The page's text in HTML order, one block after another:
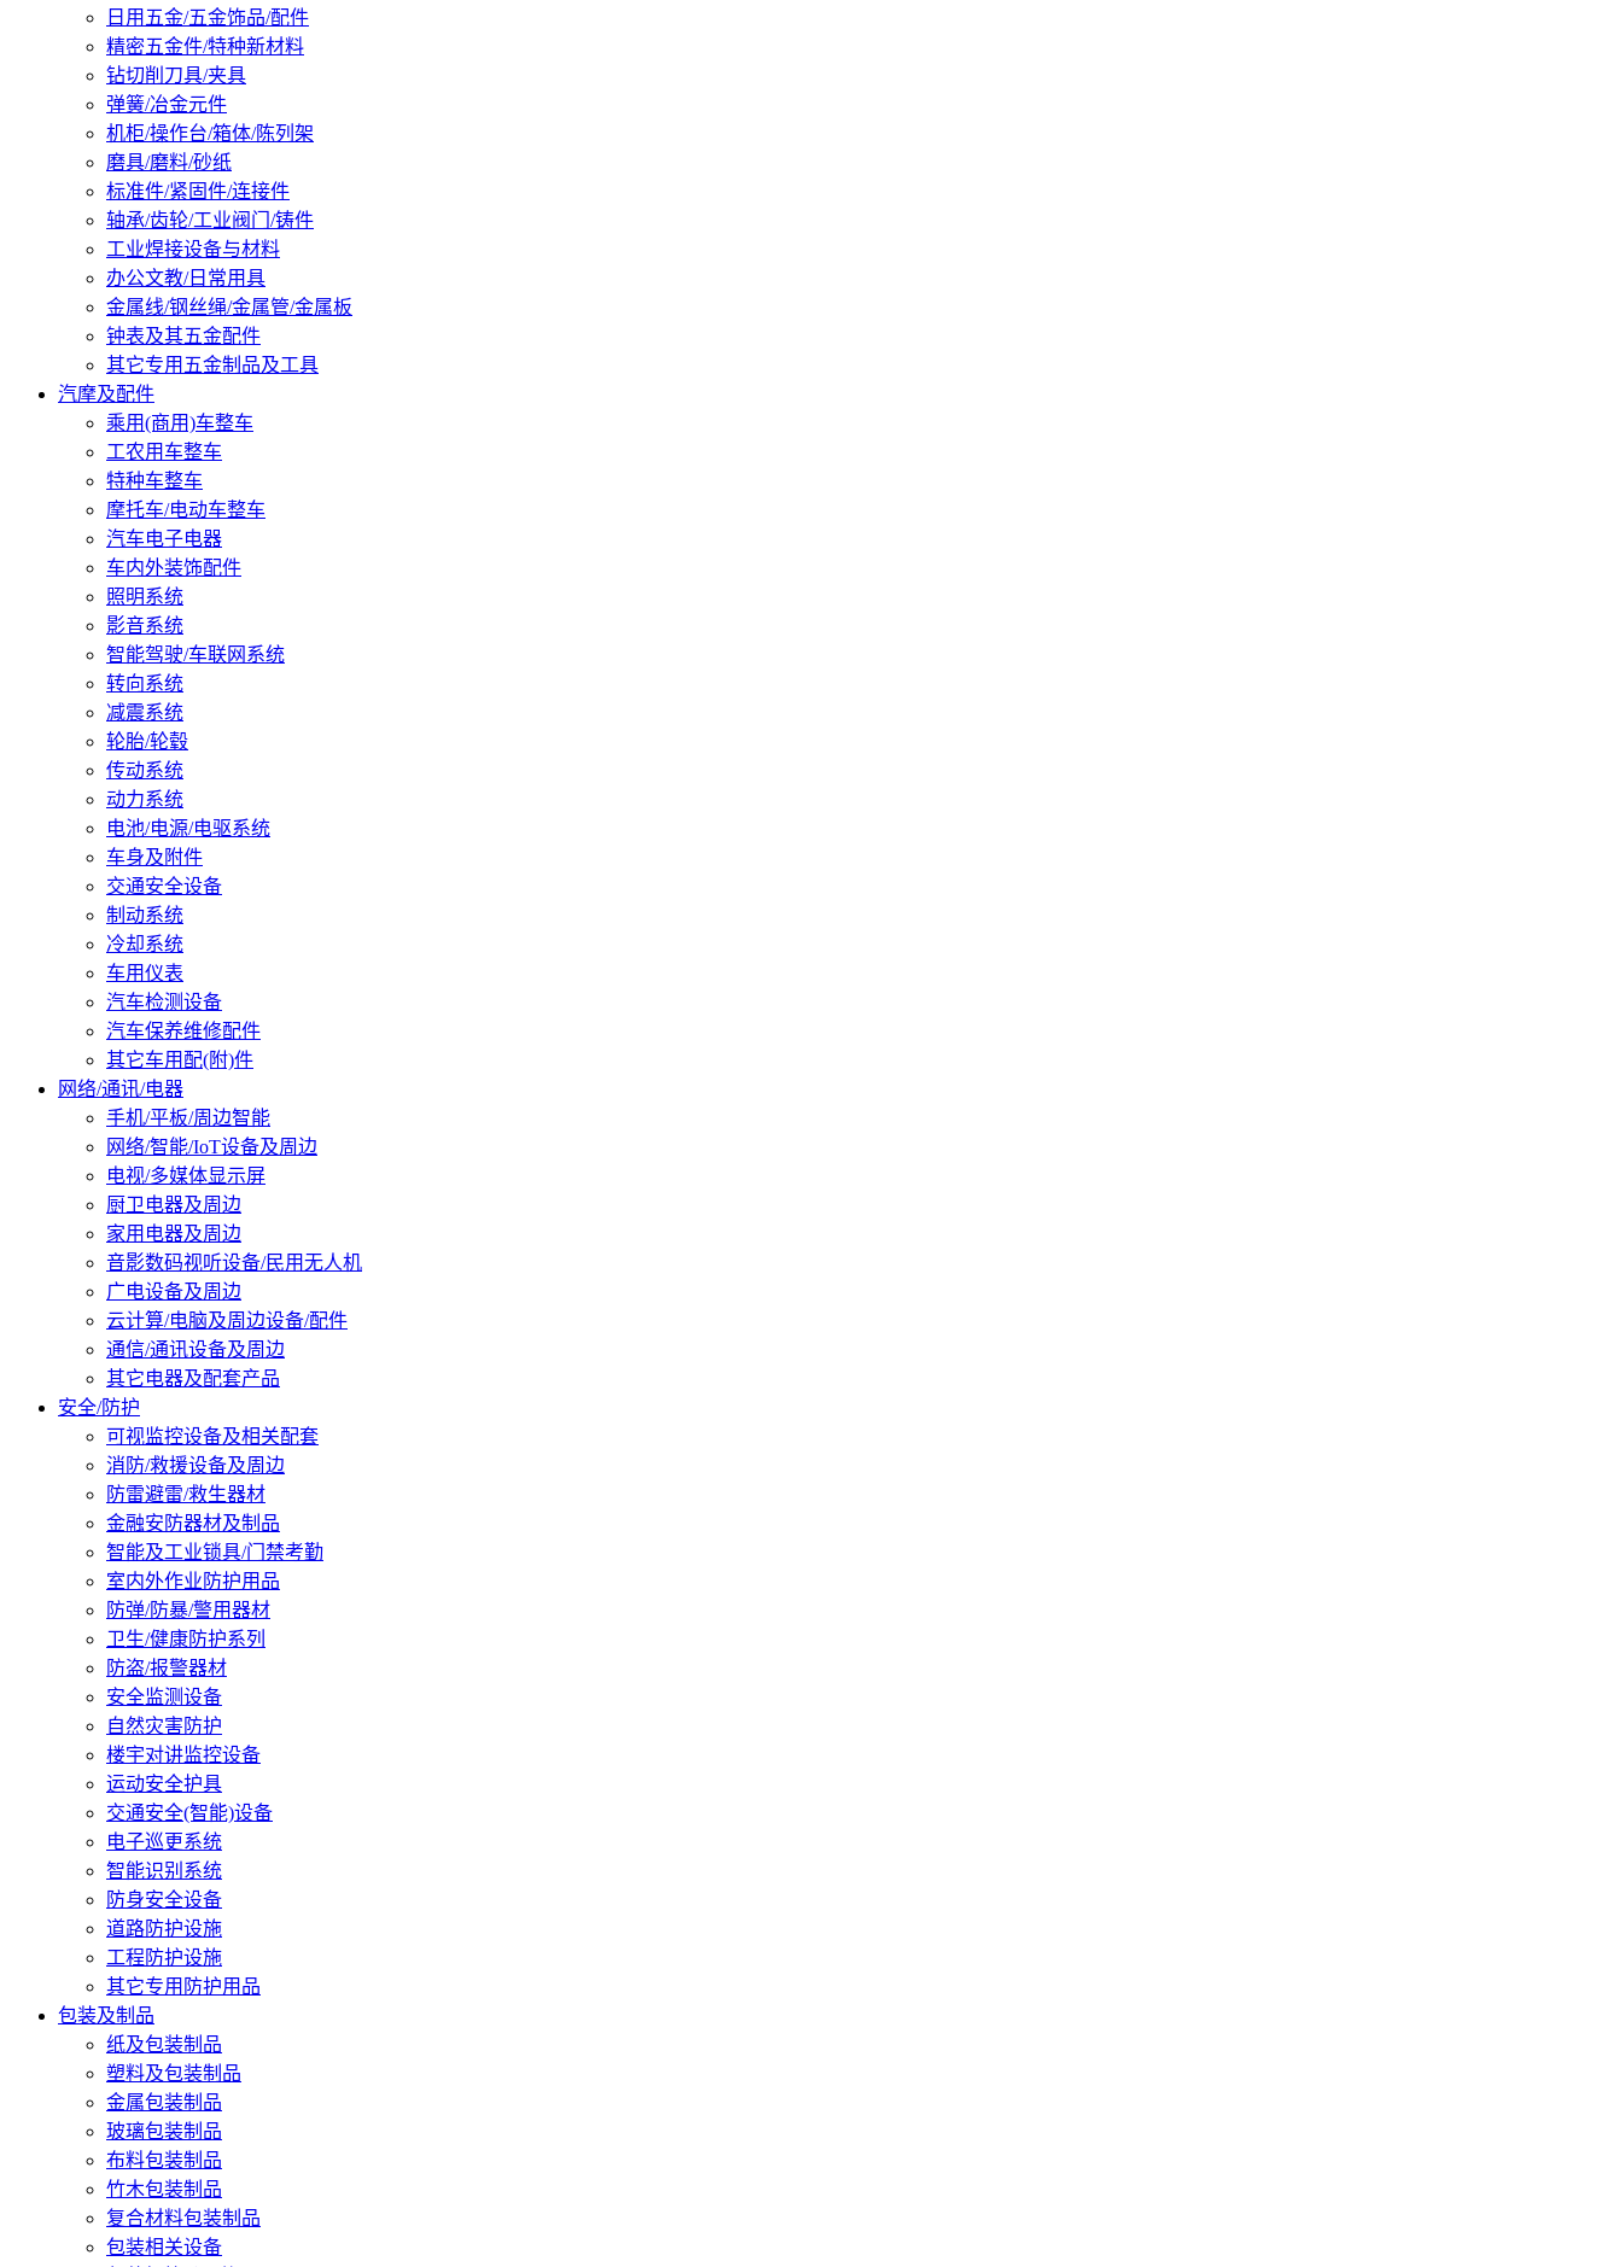
日用五金/五金饰品/配件
精密五金件/特种新材料
钻切削刀具/夹具
弹簧/冶金元件
机柜/操作台/箱体/陈列架
磨具/磨料/砂纸
标准件/紧固件/连接件
轴承/齿轮/工业阀门/铸件
工业焊接设备与材料
办公文教/日常用具
金属线/钢丝绳/金属管/金属板
钟表及其五金配件
其它专用五金制品及工具
汽摩及配件
乘用(商用)车整车
工农用车整车
特种车整车
摩托车/电动车整车
汽车电子电器
车内外装饰配件
照明系统
影音系统
智能驾驶/车联网系统
转向系统
减震系统
轮胎/轮毂
传动系统
动力系统
电池/电源/电驱系统
车身及附件
交通安全设备
制动系统
冷却系统
车用仪表
汽车检测设备
汽车保养维修配件
其它车用配(附)件
网络/通讯/电器
手机/平板/周边智能
网络/智能/IoT设备及周边
电视/多媒体显示屏
厨卫电器及周边
家用电器及周边
音影数码视听设备/民用无人机
广电设备及周边
云计算/电脑及周边设备/配件
通信/通讯设备及周边
其它电器及配套产品
安全/防护
可视监控设备及相关配套
消防/救援设备及周边
防雷避雷/救生器材
金融安防器材及制品
智能及工业锁具/门禁考勤
室内外作业防护用品
防弹/防暴/警用器材
卫生/健康防护系列
防盗/报警器材
安全监测设备
自然灾害防护
楼宇对讲监控设备
运动安全护具
交通安全(智能)设备
电子巡更系统
智能识别系统
防身安全设备
道路防护设施
工程防护设施
其它专用防护用品
包装及制品
纸及包装制品
塑料及包装制品
金属包装制品
玻璃包装制品
布料包装制品
竹木包装制品
复合材料包装制品
包装相关设备